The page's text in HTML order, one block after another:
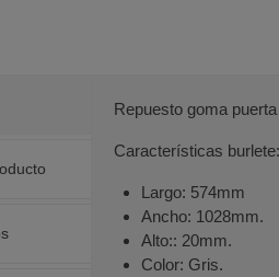
Repuesto goma
Características burlete:
Largo: 574mm
Ancho: 1028mm.
Alto:: 20mm.
Color: Gris.